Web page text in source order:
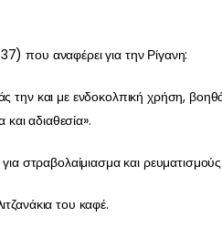
που αναφέρει για την Ρίγανη:
την και με ενδοκολπική χρήση,
αδιαθεσία».
στραβολαίμιασμα και ρευματισμούς.
του καφέ.